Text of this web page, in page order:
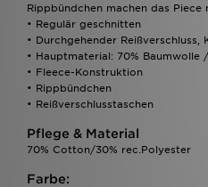
Rippbündchen machen das
• Regulär geschnitten
• Durchgehender Reißverschluss,
• Hauptmaterial: 70%
• Fleece-Konstruktion
• Rippbündchen
• Reißverschlusstaschen
Pflege & Material
70% Cotton/30% rec.Polyester
Farbe: